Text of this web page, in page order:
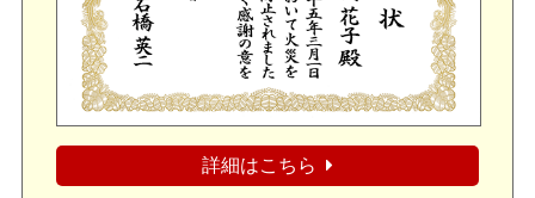
詳細はこちら